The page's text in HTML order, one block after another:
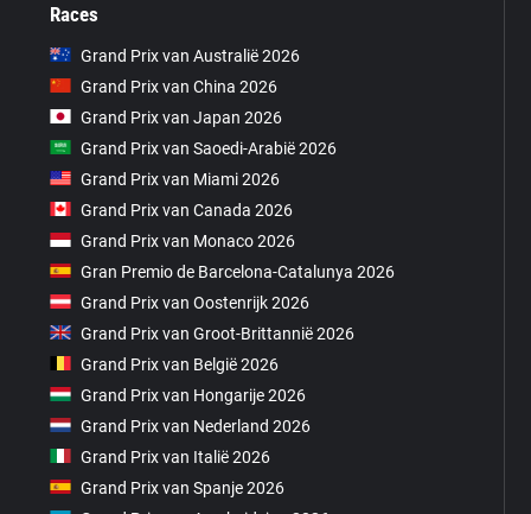
Races
Grand Prix van Australië 2026
Grand Prix van China 2026
Grand Prix van Japan 2026
Grand Prix van Saoedi-Arabië 2026
Grand Prix van Miami 2026
Grand Prix van Canada 2026
Grand Prix van Monaco 2026
Gran Premio de Barcelona-Catalunya 2026
Grand Prix van Oostenrijk 2026
Grand Prix van Groot-Brittannië 2026
Grand Prix van België 2026
Grand Prix van Hongarije 2026
Grand Prix van Nederland 2026
Grand Prix van Italië 2026
Grand Prix van Spanje 2026